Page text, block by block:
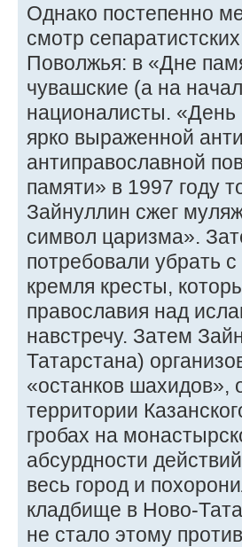
Однако постепенно
смотр
Поволжья: в «Дне
чувашские (а на
националисты. «День
ярко выраженной
антиправославной
памяти» в 1997 году
Зайнуллин сжег
символ царизма».
потребовали убрать
кремля кресты,
православия над
навстречу. Затем
Татарстана)
«останков шахидов»,
территории
гробах на
абсурдности
весь город и
кладбище в Ново-
не стало этому